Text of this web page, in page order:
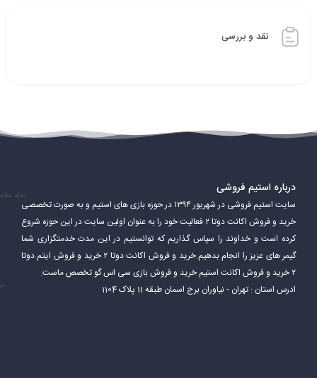
نقد و بررسی
درباره استیم فروشی
سایت استیم فروشی در شهریور ۱۳۹۴ در حوزه بازی های استیم و به صورت تخصصی
خرید و فروش اکانت دوتا ۲ فعالیت خود را به عنوان اولین سایت در این حوزه شروع
کرده است و خداوند را سپاس گذاریم که توانستیم در این مدت خدمتگزاری شما
گیمر های عزیز را انجام بدهیم.خرید و فروش اکانت دوتا ۲ خرید و فروش ایتم دوتا
۲ خرید و فروش اکانت استیم خرید و فروش بازی سی اس گو تخصص ماست.
ادرس استان : تهران - نیاوران برج اسمان طبقه 11 پلاک 1104
نماد